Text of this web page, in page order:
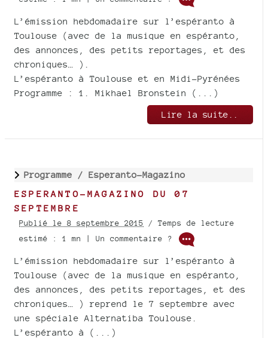
L’émission hebdomadaire sur l’espéranto à
Toulouse (avec de la musique en espéranto,
des annonces, des petits reportages, et des
chroniques… ).
L’espéranto à Toulouse et en Midi-Pyrénées
Programme : 1. Mikhael Bronstein (...)
Lire la suite..
Programme / Esperanto-Magazino
ESPERANTO-MAGAZINO DU 07
SEPTEMBRE
Publié le 8 septembre 2015 / Temps de lecture
estimé : 1 mn | Un commentaire ?
L’émission hebdomadaire sur l’espéranto à
Toulouse (avec de la musique en espéranto,
des annonces, des petits reportages, et des
chroniques… ) reprend le 7 septembre avec
une spéciale Alternatiba Toulouse.
L’espéranto à (...)